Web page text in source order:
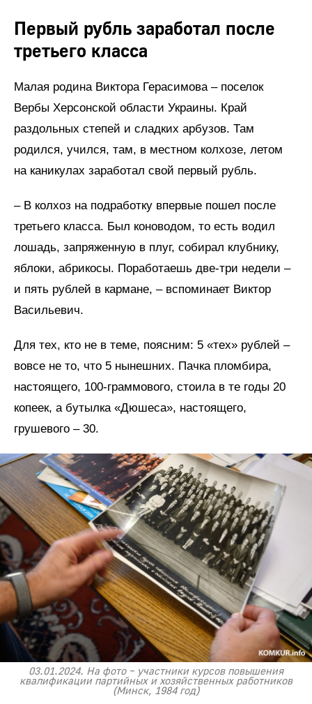
Первый рубль заработал после
третьего класса
Малая родина Виктора Герасимова – поселок
Вербы Херсонской области Украины. Край
раздольных степей и сладких арбузов. Там
родился, учился, там, в местном колхозе, летом
на каникулах заработал свой первый рубль.
– В колхоз на подработку впервые пошел после
третьего класса. Был коноводом, то есть водил
лошадь, запряженную в плуг, собирал клубнику,
яблоки, абрикосы. Поработаешь две-три недели –
и пять рублей в кармане, – вспоминает Виктор
Васильевич.
Для тех, кто не в теме, поясним: 5 «тех» рублей –
вовсе не то, что 5 нынешних. Пачка пломбира,
настоящего, 100-граммового, стоила в те годы 20
копеек, а бутылка «Дюшеса», настоящего,
грушевого – 30.
03.01.2024. На фото – участники курсов повышения
квалификации партийных и хозяйственных работников
(Минск, 1984 год)